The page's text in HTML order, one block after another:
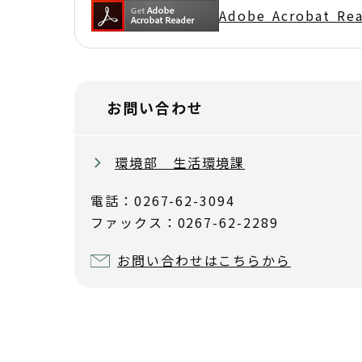
Adobe Acrobat
お問い合わせ
環境部 生活環境課
電話：0267-62-3094
ファックス：0267-62-2289
お問い合わせはこちらから